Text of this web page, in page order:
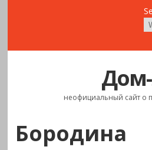
неофициальный сайт о
Бородина